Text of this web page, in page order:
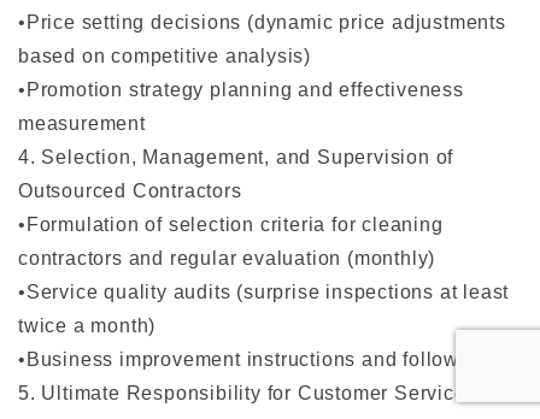
•Price setting decisions (dynamic price adjustments
based on competitive analysis)
•Promotion strategy planning and effectiveness
measurement
4. Selection, Management, and Supervision of
Outsourced Contractors
•Formulation of selection criteria for cleaning
contractors and regular evaluation (monthly)
•Service quality audits (surprise inspections at least
twice a month)
•Business improvement instructions and follow-up
5. Ultimate Responsibility for Customer Service